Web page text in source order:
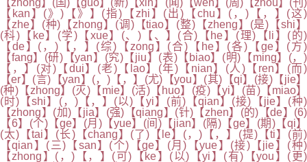
【zhong】(国)【guo】(新)【xin】(闻)【wen】(周)【zhou】(刊)
【kan】(》)【》】(指)【zhi】(出)【chu】(，)【，】(这)
【zhe】(种)【zhong】(调)【tiao】(整)【zheng】(是)【shi】
(科)【ke】(学)【xue】(、)【、】(合)【he】(理)【li】(的)
【de】(，)【，】(综)【zong】(合)【he】(各)【ge】(方)
【fang】(研)【yan】(究)【jiu】(表)【biao】(明)【ming】(，)
【，】(对)【dui】(老)【lao】(年)【nian】(人)【ren】(而)
【er】(言)【yan】(，)【，】(尤)【you】(其)【qi】(接)【jie】
(种)【zhong】(灭)【mie】(活)【huo】(疫)【yi】(苗)【miao】
(时)【shi】(，)【，】(以)【yi】(前)【qian】(接)【jie】(种)
【zhong】(加)【jia】(强)【qiang】(针)【zhen】(的)【de】(6)
【6】(个)【ge】(月)【yue】(间)【jian】(隔)【ge】(期)【qi】
(太)【tai】(长)【chang】(了)【le】(，)【，】(提)【ti】(前)
【qian】(三)【san】(个)【ge】(月)【yue】(接)【jie】(种)
【zhong】(，)【，】(可)【ke】(以)【yi】(有)【you】(更)